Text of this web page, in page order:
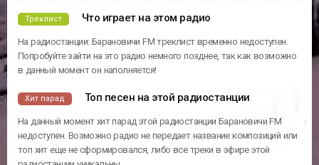
Треклист Что играет на этом радио
На радиостанции: Барановичи FM треклист временно недоступен.
Попробуйте зайти на это радио немного позднее, так как возможно
в данный момент он наполняется!
Хит парад Топ песен на этой радиостанции
На данный момент хит парад этой радиостанции Барановичи FM
недоступен. Возможно радио не передает название композиций или
топ хит еще не сформировался, либо все треки в эфире этой